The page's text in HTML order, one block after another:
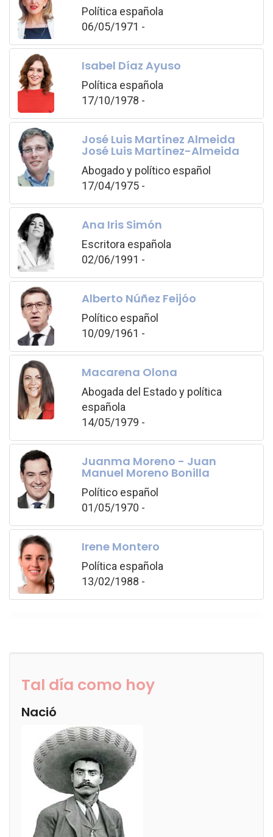
Política española
06/05/1971 -
Isabel Díaz Ayuso
Política española
17/10/1978 -
José Luis Martínez Almeida
José Luis Martínez-Almeida
Abogado y político español
17/04/1975 -
Ana Iris Simón
Escritora española
02/06/1991 -
Alberto Núñez Feijóo
Político español
10/09/1961 -
Macarena Olona
Abogada del Estado y política
española
14/05/1979 -
Juanma Moreno - Juan
Manuel Moreno Bonilla
Político español
01/05/1970 -
Irene Montero
Política española
13/02/1988 -
Tal día como hoy
Nació